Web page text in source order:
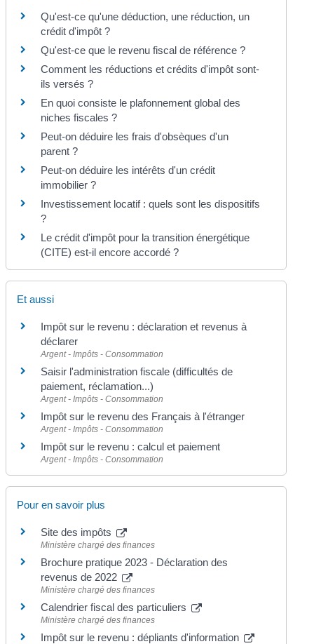
Qu'est-ce qu'une déduction, une réduction, un
crédit d'impôt ?
Qu'est-ce que le revenu fiscal de référence ?
Comment les réductions et crédits d'impôt sont-
ils versés ?
En quoi consiste le plafonnement global des
niches fiscales ?
Peut-on déduire les frais d'obsèques d'un
parent ?
Peut-on déduire les intérêts d'un crédit
immobilier ?
Investissement locatif : quels sont les dispositifs
?
Le crédit d'impôt pour la transition énergétique
(CITE) est-il encore accordé ?
Et aussi
Impôt sur le revenu : déclaration et revenus à
déclarer
Argent - Impôts - Consommation
Saisir l'administration fiscale (difficultés de
paiement, réclamation...)
Argent - Impôts - Consommation
Impôt sur le revenu des Français à l'étranger
Argent - Impôts - Consommation
Impôt sur le revenu : calcul et paiement
Argent - Impôts - Consommation
Pour en savoir plus
Site des impôts
Ministère chargé des finances
Brochure pratique 2023 - Déclaration des
revenus de 2022
Ministère chargé des finances
Calendrier fiscal des particuliers
Ministère chargé des finances
Impôt sur le revenu : dépliants d'information